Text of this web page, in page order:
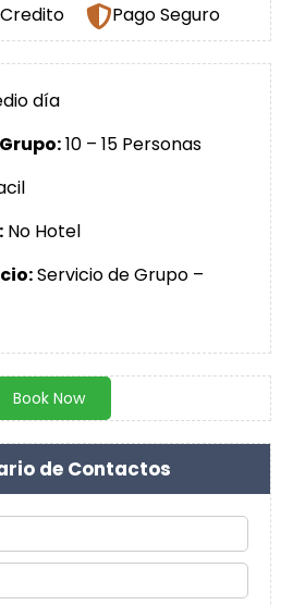
Pago Seguro
día
10 – 15 Personas
No Hotel
Servicio de Grupo –
Book Now
de Contactos